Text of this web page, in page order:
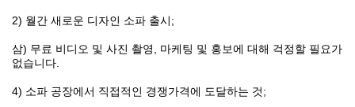
2) 월간 새로운 디자인 소파 출시;
삼) 무료 비디오 및 사진 촬영, 마케팅 및 홍보에 대해 걱정할 필요가
없습니다.
4) 소파 공장에서 직접적인 경쟁가격에 도달하는 것;